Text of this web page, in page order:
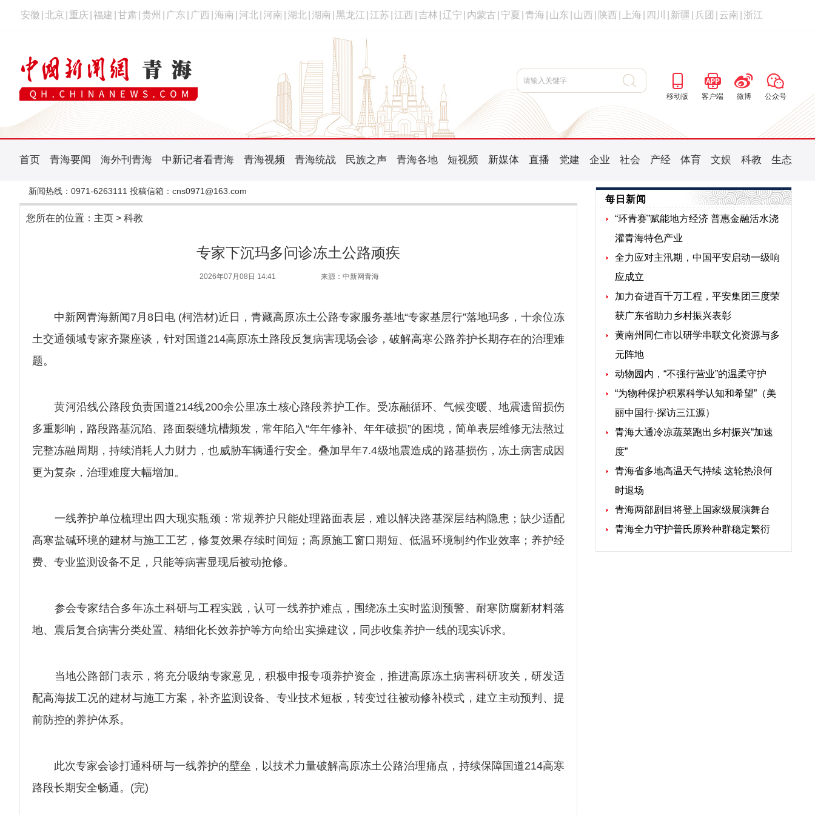
安徽 北京 重庆 福建 甘肃 贵州 广东 广西 海南 河北 河南 湖北 湖南 黑龙江 江苏 江西 吉林 辽宁 内蒙古 宁夏 青海 山东 山西 陕西 上海 四川 新疆 兵团 云南 浙江
移动版 客户端 微博 公众号
首页 青海要闻 海外刊青海 中新记者看青海 青海视频 青海统战 民族之声 青海各地 短视频 新媒体 直播 党建 企业 社会 产经 体育 文娱 科教 生态
新闻热线：0971-6263111 投稿信箱：cns0971@163.com
您所在的位置： 主页 > 科教
专家下沉玛多问诊冻土公路顽疾
2026年07月08日 14:41 来源：中新网青海
中新网青海新闻7月8日电 (柯浩材)近日，青藏高原冻土公路专家服务基地“专家基层行”落地玛多，十余位冻
土交通领域专家齐聚座谈，针对国道214高原冻土路段反复病害现场会诊，破解高寒公路养护长期存在的治理难
题。
黄河沿线公路段负责国道214线200余公里冻土核心路段养护工作。受冻融循环、气候变暖、地震遗留损伤
多重影响，路段路基沉陷、路面裂缝坑槽频发，常年陷入“年年修补、年年破损”的困境，简单表层维修无法熬过
完整冻融周期，持续消耗人力财力，也威胁车辆通行安全。叠加早年7.4级地震造成的路基损伤，冻土病害成因
更为复杂，治理难度大幅增加。
一线养护单位梳理出四大现实瓶颈：常规养护只能处理路面表层，难以解决路基深层结构隐患；缺少适配
高寒盐碱环境的建材与施工工艺，修复效果存续时间短；高原施工窗口期短、低温环境制约作业效率；养护经
费、专业监测设备不足，只能等病害显现后被动抢修。
参会专家结合多年冻土科研与工程实践，认可一线养护难点，围绕冻土实时监测预警、耐寒防腐新材料落
地、震后复合病害分类处置、精细化长效养护等方向给出实操建议，同步收集养护一线的现实诉求。
当地公路部门表示，将充分吸纳专家意见，积极申报专项养护资金，推进高原冻土病害科研攻关，研发适
配高海拔工况的建材与施工方案，补齐监测设备、专业技术短板，转变过往被动修补模式，建立主动预判、提
前防控的养护体系。
此次专家会诊打通科研与一线养护的壁垒，以技术力量破解高原冻土公路治理痛点，持续保障国道214高寒
路段长期安全畅通。(完)
每日新闻
“环青赛”赋能地方经济 普惠金融活水浇
灌青海特色产业
全力应对主汛期，中国平安启动一级响
应成立
加力奋进百千万工程，平安集团三度荣
获广东省助力乡村振兴表彰
黄南州同仁市以研学串联文化资源与多
元阵地
动物园内，“不强行营业”的温柔守护
“为物种保护积累科学认知和希望”（美
丽中国行·探访三江源）
青海大通冷凉蔬菜跑出乡村振兴“加速
度”
青海省多地高温天气持续 这轮热浪何
时退场
青海两部剧目将登上国家级展演舞台
青海全力守护普氏原羚种群稳定繁衍